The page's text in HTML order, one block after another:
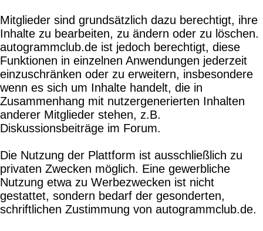
Mitglieder sind grundsätzlich dazu berechtigt, ihre
Inhalte zu bearbeiten, zu ändern oder zu löschen.
autogrammclub.de ist jedoch berechtigt, diese
Funktionen in einzelnen Anwendungen jederzeit
einzuschränken oder zu erweitern, insbesondere
wenn es sich um Inhalte handelt, die in
Zusammenhang mit nutzergenerierten Inhalten
anderer Mitglieder stehen, z.B.
Diskussionsbeiträge im Forum.
Die Nutzung der Plattform ist ausschließlich zu
privaten Zwecken möglich. Eine gewerbliche
Nutzung etwa zu Werbezwecken ist nicht
gestattet, sondern bedarf der gesonderten,
schriftlichen Zustimmung von autogrammclub.de.